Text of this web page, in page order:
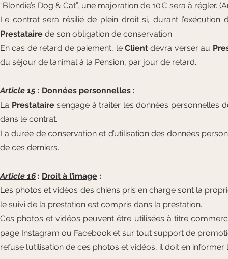
“Blondie’s Dog & Cat”, une majoration de 10€ sera à régler.
Le contrat sera résilié de plein droit si, durant l’exécution
Prestataire de son obligation de conservation.
En cas de retard de paiement, leClient devra verser au
du séjour de l’animal à la Pension, par jour de retard.
Article 15 : Données personnelles :
La Prestataires’engage à traiter les données personnelles
dans le contrat.
La durée de conservation et d’utilisation des données
de ces derniers.
Article 16: Droit à l’image :
Les photos et vidéos des chiens pris en charge sont la
le suivi de la prestation est compris dans la prestation.
Ces photos et vidéos peuvent être utilisées à titre
page Instagram ou Facebook et sur tout support de
refuse l’utilisation de ces photos et vidéos, il doit en informer